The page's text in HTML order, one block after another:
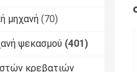
μηχανή (70)
ψεκασμού (401)
κρεβατιών